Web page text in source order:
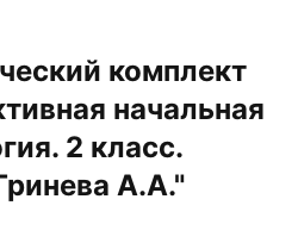
комплект
начальная
2 класс.
А.А."